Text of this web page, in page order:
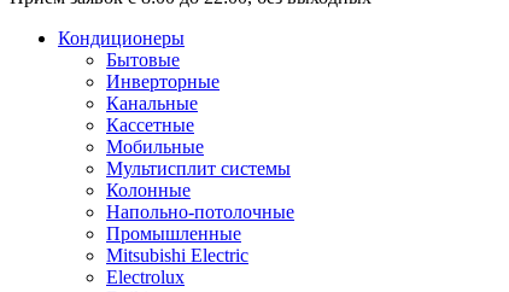
Кондиционеры
Бытовые
Инверторные
Канальные
Кассетные
Мобильные
Мультисплит системы
Колонные
Напольно-потолочные
Промышленные
Mitsubishi Electric
Electrolux